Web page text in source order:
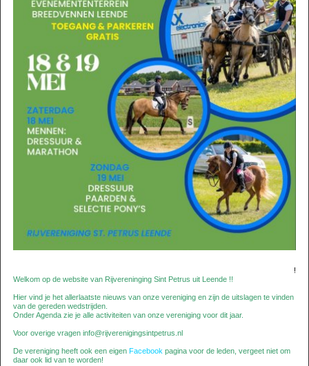
!
Welkom op de website van Rijvereninging Sint Petrus uit Leende !!
Hier vind je het allerlaatste nieuws van onze vereniging en zijn de uitslagen te vinden
van de gereden wedstrijden.
Onder Agenda zie je alle activiteiten van onze vereniging voor dit jaar.
Voor overige vragen info@rijverenigingsintpetrus.nl
De vereniging heeft ook een eigen Facebook pagina voor de leden, vergeet niet om
daar ook lid van te worden!